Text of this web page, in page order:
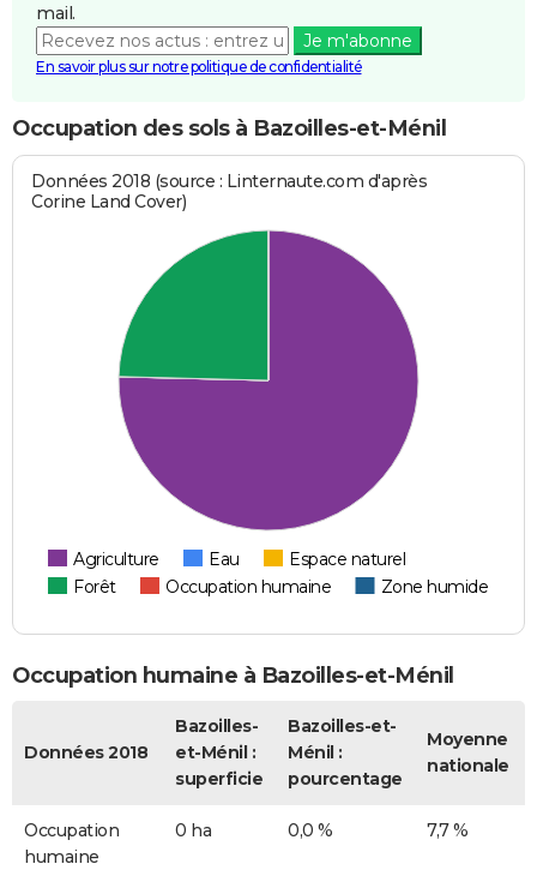
mail.
Je m'abonne
En savoir plus sur notre politique de confidentialité
Occupation des sols à Bazoilles-et-Ménil
Données 2018 (source : Linternaute.com d'après
Corine Land Cover)
Agriculture Eau
Espace naturel
Forêt
Occupation humaine Zone humide
Occupation humaine à Bazoilles-et-Ménil
Données 2018
Bazoilles-
et-Ménil :
superficie
Bazoilles-et-
Ménil :
pourcentage
Moyenne
nationale
Occupation
humaine
0 ha 0,0 % 7,7 %